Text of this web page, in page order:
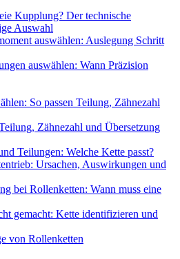
Kupplung? Der technische
Auswahl
auswählen: Auslegung Schritt
auswählen: Wann Präzision
So passen Teilung, Zähnezahl
Zähnezahl und Übersetzung
Teilungen: Welche Kette passt?
Ursachen, Auswirkungen und
bei Rollenketten: Wann muss eine
gemacht: Kette identifizieren und
von Rollenketten